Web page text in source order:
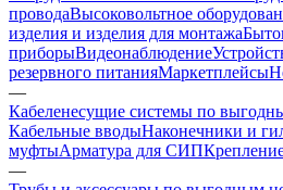
проводаВысоковольтное
изделия и изделия для монтажа
приборыВидеонаблюдение
резервного питанияМаркетплейсы
—
Кабеленесущие системы по
Кабельные вводыНаконечники и
муфтыАрматура для СИП
—